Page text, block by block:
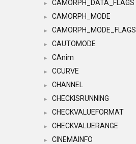
► CAMORPH_DATA_FLAGS
► CAMORPH_MODE
► CAMORPH_MODE_FLAGS
► CAUTOMODE
► CAnim
► CCURVE
► CHANNEL
► CHECKISRUNNING
► CHECKVALUEFORMAT
► CHECKVALUERANGE
► CINEMAINFO